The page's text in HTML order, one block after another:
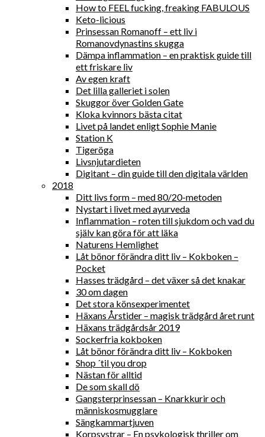
How to FEEL fucking, freaking FABULOUS
Keto-licious
Prinsessan Romanoff – ett liv i
Romanovdynastins skugga
Dämpa inflammation – en praktisk guide till
ett friskare liv
Av egen kraft
Det lilla galleriet i solen
Skuggor över Golden Gate
Kloka kvinnors bästa citat
Livet på landet enligt Sophie Manie
Station K
Tigeröga
Livsnjutardieten
Digitant – din guide till den digitala världen
2018
Ditt livs form – med 80/20-metoden
Nystart i livet med ayurveda
Inflammation – roten till sjukdom och vad du
själv kan göra för att läka
Naturens Hemlighet
Låt bönor förändra ditt liv – Kokboken –
Pocket
Hasses trädgård – det växer så det knakar
30 om dagen
Det stora könsexperimentet
Häxans Årstider – magisk trädgård året runt
Häxans trädgårdsår 2019
Sockerfria kokboken
Låt bönor förändra ditt liv – Kokboken
Shop ´til you drop
Nästan för alltid
De som skall dö
Gangsterprinsessan – Knarkkurir och
människosmugglare
Sängkammartjuven
Korpsystrar – En psykologisk thriller om